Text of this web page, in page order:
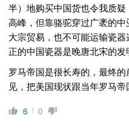
半）地购买中国货也令我质
高峰，但靠骆驼穿过广袤的
大宗贸易，也不可能运输瓷
正的中国瓷器是晚唐北宋的发
罗马帝国是很长寿的，最终
见，把美国现状跟当年罗马帝
6 0